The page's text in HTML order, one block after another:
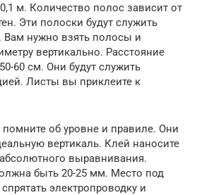
м. Количество полос зависит от
Эти полоски будут служить
Вам нужно взять полосы и
вертикально. Расстояние
60 см. Они будут служить
Листы вы приклеите к
помните об уровне и правиле. Они
вертикаль. Клей наносите
выравнивания.
быть 20-25 мм. Место под
электропроводку и